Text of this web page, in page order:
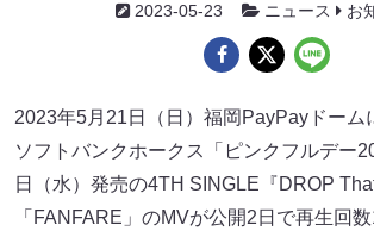
2023-05-23 ニュース お
2023年5月21日（日）福岡PayPayドーム
ソフトバンクホークス「ピンクフルデー
日（水）発売の4TH SINGLE『DROP
「FANFARE」のMVが公開2日で再生回